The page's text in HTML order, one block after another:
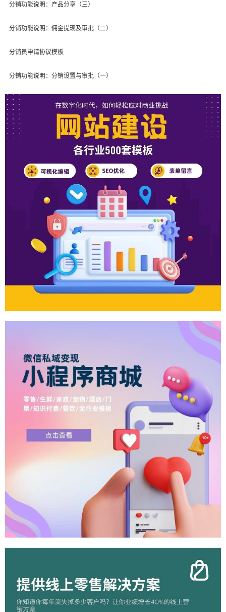
分销功能说明：产品分享（三）
分销功能说明：佣金提现及审批（二）
分销员申请协议模板
分销功能说明：分销设置与审批（一）